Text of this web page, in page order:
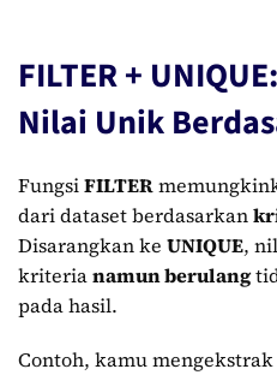
FILTER +
Nilai Unik
FungsiFILTER
dari dataset berdasarkan
Disarangkan ke UNIQUE,
kriterianamun berulang
pada hasil.
Contoh, kamu mengekstrak